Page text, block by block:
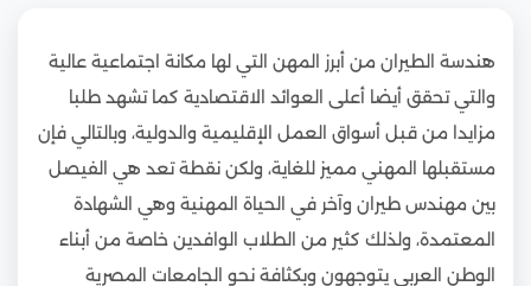
هندسة الطيران من أبرز المهن التي لها مكانة اجتماعية عالية
والتي تحقق أيضا أعلى العوائد الاقتصادية كما تشهد طلبا
مزايدا من قبل أسواق العمل الإقليمية والدولية، وبالتالي فإن
مستقبلها المهني مميز للغاية، ولكن نقطة تعد هي الفيصل
بين مهندس طيران وآخر في الحياة المهنية وهي الشهادة
المعتمدة، ولذلك كثير من الطلاب الوافدين خاصة من أبناء
الوطن العربي يتوجهون وبكثافة نحو الجامعات المصرية